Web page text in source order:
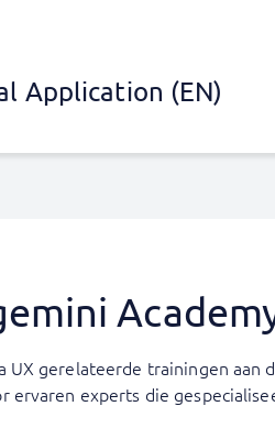
Application (EN)
UX gerelateerde trainingen aan
experts die